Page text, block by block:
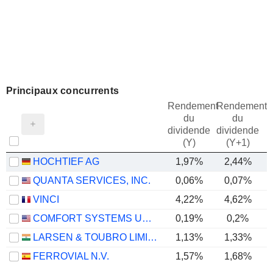
Principaux concurrents
Rendement
du
dividende
(Y)
Rendement
du
dividende
(Y+1)
HOCHTIEF AG 1,97% 2,44%
QUANTA SERVICES, INC.
0,06% 0,07%
VINCI
4,22% 4,62%
COMFORT SYSTEMS USA, INC.
0,19% 0,2%
LARSEN & TOUBRO LIMITED
1,13% 1,33%
FERROVIAL N.V.
1,57% 1,68%